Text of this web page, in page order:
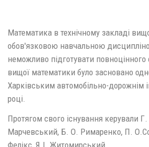
Математика в технічному закладі
обов'язковою навчальною
неможливо підготувати
вищої математики було засновано
Харківським автомобільно-дорожнім
році.
Протягом свого існування керували
Марчевський, Б. О. Римаренко, П.
Фелікс, Я.І. Житомирський.